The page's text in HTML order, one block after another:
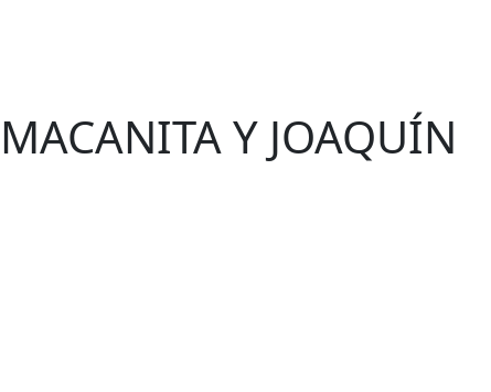
Y JOAQUÍN